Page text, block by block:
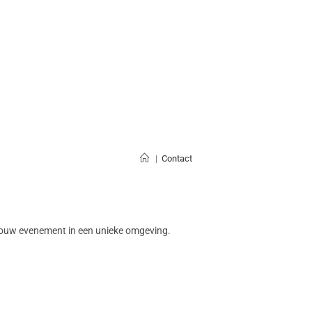
| Contact
evenement in een unieke omgeving.